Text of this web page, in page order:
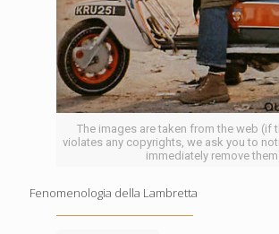
The images are taken from the web (if
violates any copyrights, we ask you to
immediately remove
Fenomenologia della Lambretta